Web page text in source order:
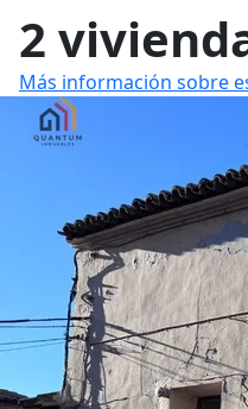
2
Más información sobre